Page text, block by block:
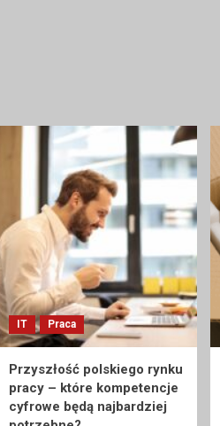
IT Praca
Przyszłość polskiego rynku
pracy – które kompetencje
cyfrowe będą najbardziej